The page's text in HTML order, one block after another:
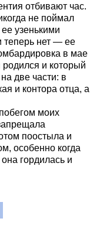
отбивают час.
не поймал
узенькими
теперь нет — ее
в мае
и который
две части: в
и контора отца, а
моих
поостыла и
особенно когда
гордилась и